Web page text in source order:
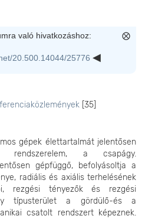
való hivatkozáshoz:
20.500.14044/25776
[35]
gépek élettartalmát jelentősen
rendszerelem, a csapágy.
gépfüggő, befolyásoltja a
radiális és axiális terhelésének
rezgési tényezők és rezgési
típusterület a gördülő-és a
csatolt rendszert képeznek.